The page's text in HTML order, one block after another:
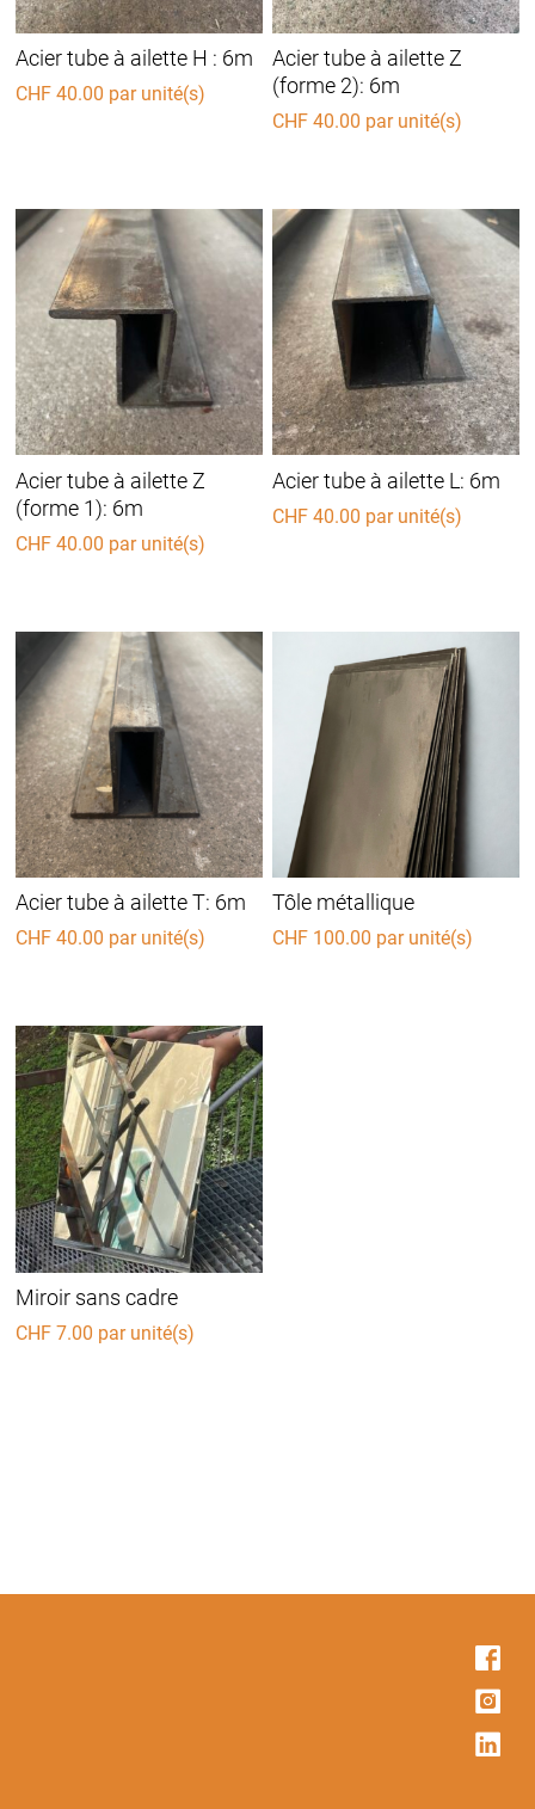
Acier tube à ailette H : 6m
CHF 40.00 par unité(s)
Acier tube à ailette Z
(forme 2): 6m
CHF 40.00 par unité(s)
Acier tube à ailette Z
(forme 1): 6m
CHF 40.00 par unité(s)
Acier tube à ailette L: 6m
CHF 40.00 par unité(s)
Acier tube à ailette T: 6m
CHF 40.00 par unité(s)
Tôle métallique
CHF 100.00 par unité(s)
Miroir sans cadre
CHF 7.00 par unité(s)